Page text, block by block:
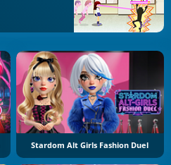
Stardom Alt Girls Fashion Duel